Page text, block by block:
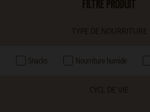
FILTRE PRODUIT
TYPE DE NOURRITURE
Snacks Nourriture humide
CYCL DE VIE